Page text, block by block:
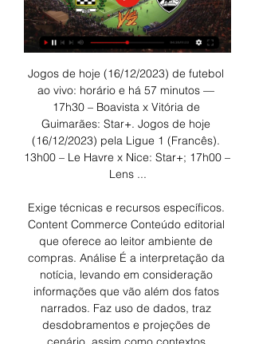
Jogos de hoje (16/12/2023) de futebol
ao vivo: horário e há 57 minutos —
17h30 – Boavista x Vitória de
Guimarães: Star+. Jogos de hoje
(16/12/2023) pela Ligue 1 (Francês).
13h00 – Le Havre x Nice: Star+; 17h00 –
Lens ...
Exige técnicas e recursos específicos.
Content Commerce Conteúdo editorial
que oferece ao leitor ambiente de
compras. Análise É a interpretação da
notícia, levando em consideração
informações que vão além dos fatos
narrados. Faz uso de dados, traz
desdobramentos e projeções de